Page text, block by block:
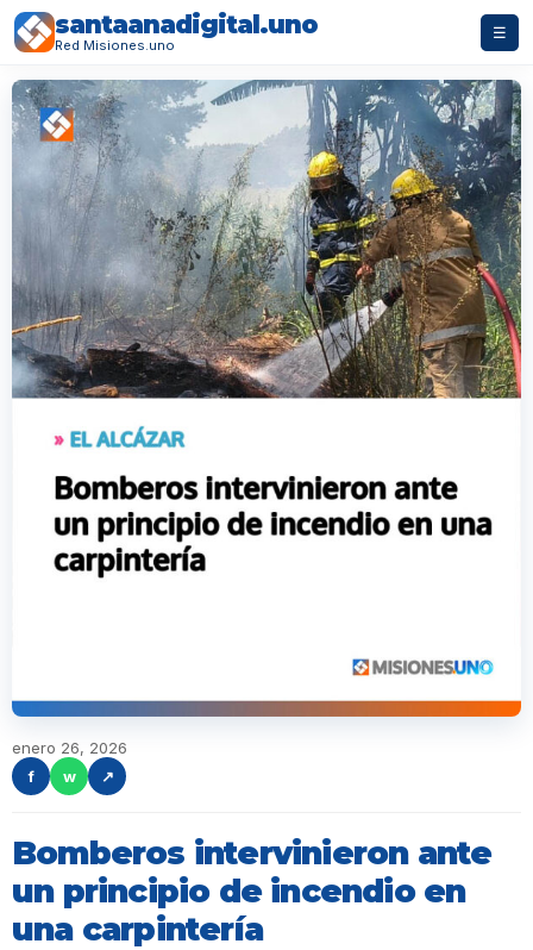
santaanadigital.uno
Red Misiones.uno
☰
enero 26, 2026
f
w ↗
Bomberos intervinieron ante
un principio de incendio en
una carpintería